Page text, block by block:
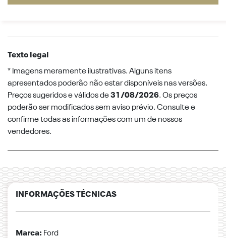
Texto legal
* Imagens meramente ilustrativas. Alguns itens
apresentados poderão não estar disponíveis nas versões.
Preços sugeridos e válidos de31/08/2026. Os preços
poderão ser modificados sem aviso prévio. Consulte e
confirme todas as informações com um de nossos
vendedores.
INFORMAÇÕES TÉCNICAS
Marca: Ford